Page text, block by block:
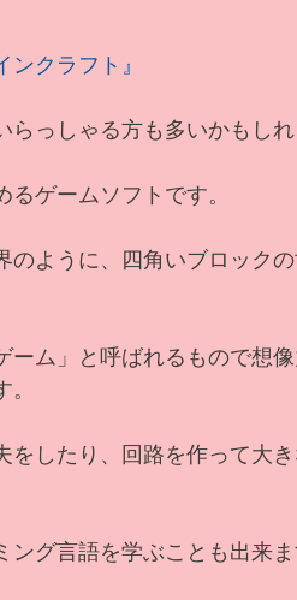
クラフト』
っしゃる方も多いかもしれ
ゲームソフトです。
のように、四角いブロック
ーム」と呼ばれるもので想
したり、回路を作って大き
グ言語を学ぶことも出来ま